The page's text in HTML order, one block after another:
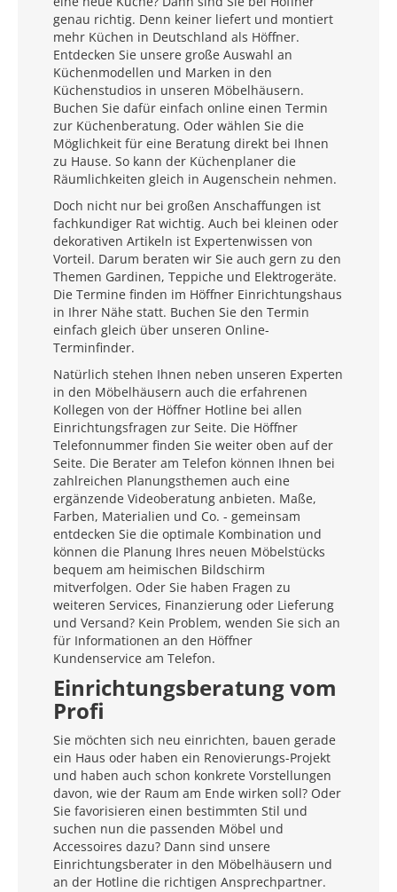
genau richtig. Denn keiner liefert und montiert
mehr Küchen in Deutschland als Höffner.
Entdecken Sie unsere große Auswahl an
Küchenmodellen und Marken in den
Küchenstudios in unseren Möbelhäusern.
Buchen Sie dafür einfach online einen Termin
zur Küchenberatung. Oder wählen Sie die
Möglichkeit für eine Beratung direkt bei Ihnen
zu Hause. So kann der Küchenplaner die
Räumlichkeiten gleich in Augenschein nehmen.
Doch nicht nur bei großen Anschaffungen ist
fachkundiger Rat wichtig. Auch bei kleinen oder
dekorativen Artikeln ist Expertenwissen von
Vorteil. Darum beraten wir Sie auch gern zu den
Themen Gardinen, Teppiche und Elektrogeräte.
Die Termine finden im Höffner Einrichtungshaus
in Ihrer Nähe statt. Buchen Sie den Termin
einfach gleich über unseren Online-
Terminfinder.
Natürlich stehen Ihnen neben unseren Experten
in den Möbelhäusern auch die erfahrenen
Kollegen von der Höffner Hotline bei allen
Einrichtungsfragen zur Seite. Die Höffner
Telefonnummer finden Sie weiter oben auf der
Seite. Die Berater am Telefon können Ihnen bei
zahlreichen Planungsthemen auch eine
ergänzende Videoberatung anbieten. Maße,
Farben, Materialien und Co. - gemeinsam
entdecken Sie die optimale Kombination und
können die Planung Ihres neuen Möbelstücks
bequem am heimischen Bildschirm
mitverfolgen. Oder Sie haben Fragen zu
weiteren Services, Finanzierung oder Lieferung
und Versand? Kein Problem, wenden Sie sich an
für Informationen an den Höffner
Kundenservice am Telefon.
Einrichtungsberatung vom
Profi
Sie möchten sich neu einrichten, bauen gerade
ein Haus oder haben ein Renovierungs-Projekt
und haben auch schon konkrete Vorstellungen
davon, wie der Raum am Ende wirken soll? Oder
Sie favorisieren einen bestimmten Stil und
suchen nun die passenden Möbel und
Accessoires dazu? Dann sind unsere
Einrichtungsberater in den Möbelhäusern und
an der Hotline die richtigen Ansprechpartner.